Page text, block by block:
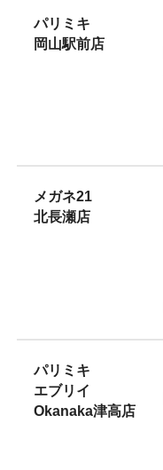
パリミキ
岡山駅前店
メガネ21
北長瀬店
パリミキ
エブリイ
Okanaka津高店